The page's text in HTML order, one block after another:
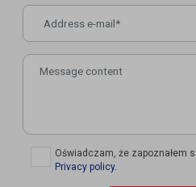
Oświadczam, że zapoznałem
Privacy policy.